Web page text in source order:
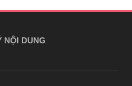
NỘI DUNG